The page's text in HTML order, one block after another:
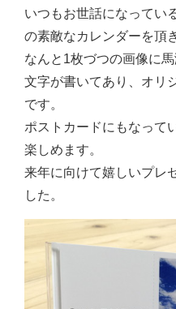
いつもお世話になってい
の素敵なカレンダーを頂
なんと1枚づつの画像に
文字が書いてあり、オリ
です。
ポストカードにもなって
楽しめます。
来年に向けて嬉しいプレ
した。